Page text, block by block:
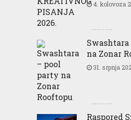
4. kolovoza
na Zonar
31. srpnja
Raspored